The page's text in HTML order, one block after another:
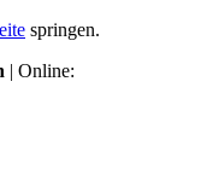
springen.
| Online: